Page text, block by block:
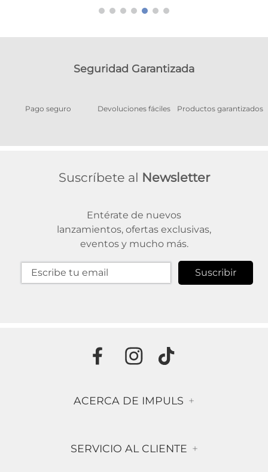
Seguridad Garantizada
Pago seguro Devoluciones fáciles Productos garantizados
Suscríbete al Newsletter
Entérate de nuevos
lanzamientos, ofertas exclusivas,
eventos y mucho más.
Suscribir
ACERCA DE IMPULS +
SERVICIO AL CLIENTE +